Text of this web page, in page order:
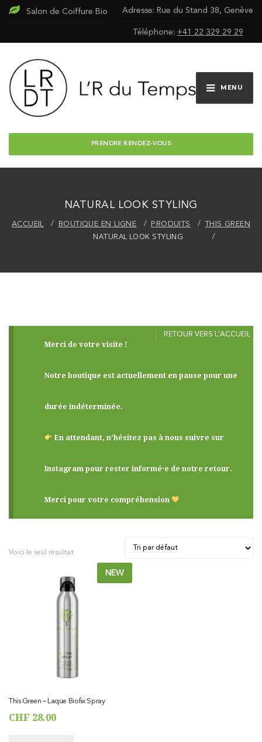
Salon de Coiffure Bio Adresse: Rue du Stand 38, Genève
Téléphone: +41 22 329 29 29
MENU
PRENDRE RENDEZ-VOUS
NATURAL LOOK STYLING
ACCUEIL BOUTIQUE EN LIGNE PRODUITS THIS GREEN
NATURAL LOOK STYLING
RETOUR VERS L'ACCUEIL
Merci de votre visite !
Notre boutique est actuellement en pause pour une
durée indéterminée.
En attendant, n’hésitez pas à nous suivre sur
Instagram pour rester informé·e de notre retour.
Merci pour votre compréhension
Voici le seul résultat
NEW
This Green – Laque Biofix Spray
CHF 28.00